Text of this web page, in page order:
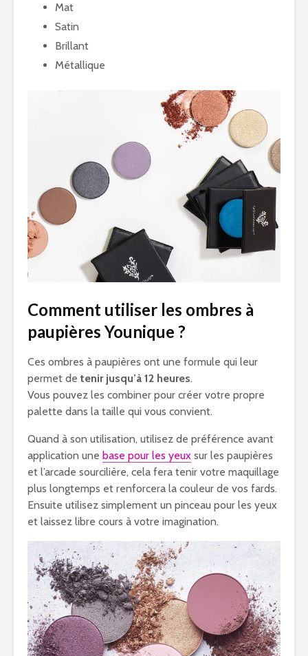
Mat
Satin
Brillant
Métallique
Comment utiliser les ombres à
paupières Younique ?
Ces ombres à paupières ont une formule qui leur
permet de tenir jusqu’à 12 heures.
Vous pouvez les combiner pour créer votre propre
palette dans la taille qui vous convient.
Quand à son utilisation, utilisez de préférence avant
application une base pour les yeux sur les paupières
et l’arcade sourcilière, cela fera tenir votre maquillage
plus longtemps et renforcera la couleur de vos fards.
Ensuite utilisez simplement un pinceau pour les yeux
et laissez libre cours à votre imagination.